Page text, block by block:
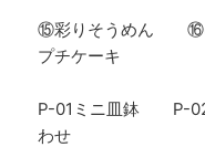
⑮彩りそうめん ⑯
プチケーキ
P-01ミニ皿鉢 P-
わせ